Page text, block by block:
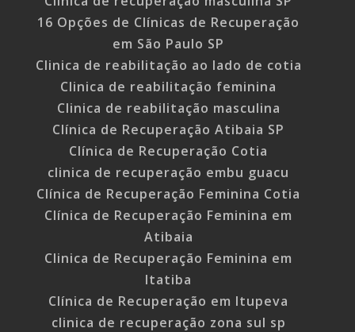
16 Opções de Clínicas de Recuperação
em São Paulo SP
Clinica de reabilitação ao lado de cotia
Clinica de reabilitação feminina
Clinica de reabilitação masculina
Clínica de Recuperação Atibaia SP
Clínica de Recuperação Cotia
clinica de recuperação embu guacu
Clínica de Recuperação Feminina Cotia
Clínica de Recuperação Feminina em
Atibaia
Clinica de Recuperação Feminina em
Itatiba
Clínica de Recuperação em Itupeva
clinica de recuperação zona sul sp